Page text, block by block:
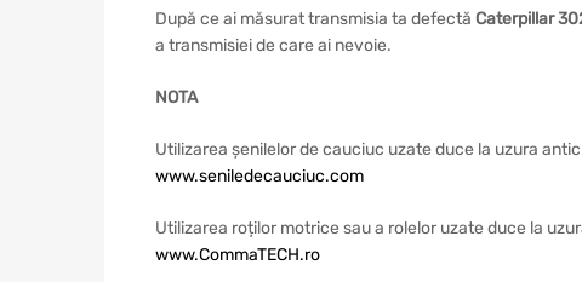
După ce ai măsurat transmisia ta defectă Caterpillar
a transmisiei de care ai nevoie.
NOTA
Utilizarea șenilelor de cauciuc uzate duce la uzura
www.seniledecauciuc.com
Utilizarea roților motrice sau a rolelor uzate duce la
www.CommaTECH.ro